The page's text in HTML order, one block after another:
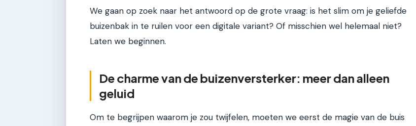
We gaan op zoek naar het antwoord op de grote vraag: is het slim om je geliefde
buizenbak in te ruilen voor een digitale variant? Of misschien wel helemaal niet?
Laten we beginnen.
De charme van de buizenversterker: meer dan alleen
geluid
Om te begrijpen waarom je zou twijfelen, moeten we eerst de magie van de buis